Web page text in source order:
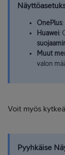
OnePlus
Huawei:
Muut
valon
Voit myös
Pyyhkäise